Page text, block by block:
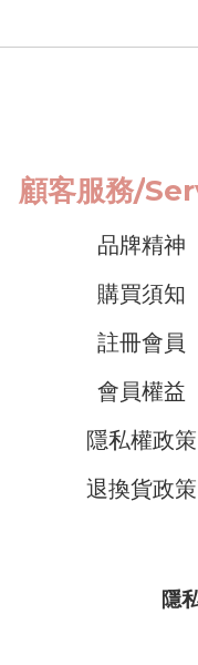
顧客服務/
品牌精神
購買須知
註冊會員
會員權益
隱私權政策
退換貨政策
隱